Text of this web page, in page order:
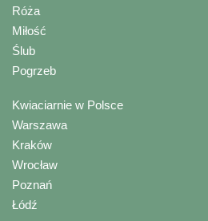
Róża
Miłość
Ślub
Pogrzeb
Kwiaciarnie w Polsce
Warszawa
Kraków
Wrocław
Poznań
Łódź